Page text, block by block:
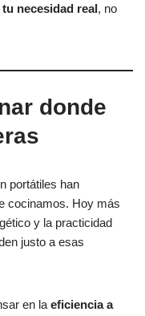
necesidad real, no
donde
portátiles han
cocinamos. Hoy más
y la practicidad
justo a esas
en la eficiencia a